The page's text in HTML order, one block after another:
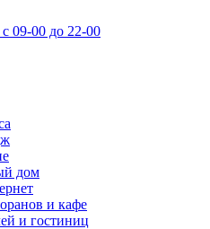
09-00 до 22-00
дом
и кафе
и гостиниц